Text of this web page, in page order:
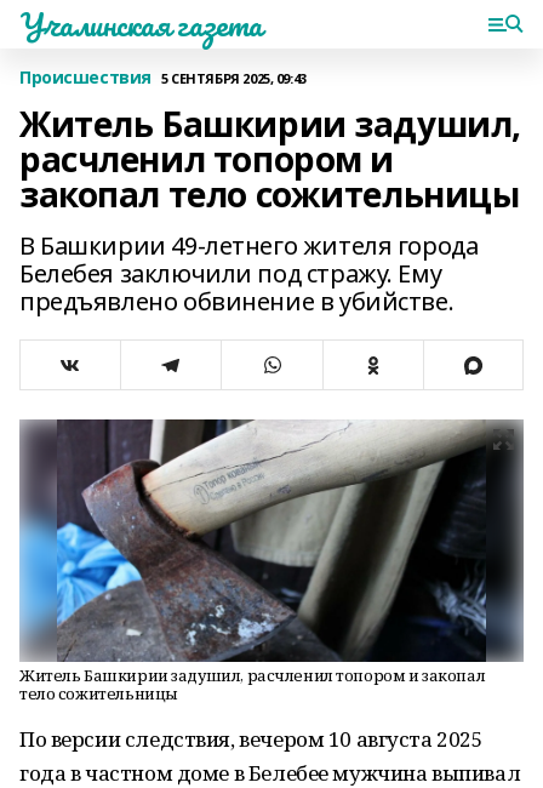
Учалинская газета
Происшествия 5 СЕНТЯБРЯ 2025, 09:43
Житель Башкирии задушил,
расчленил топором и
закопал тело сожительницы
В Башкирии 49-летнего жителя города
Белебея заключили под стражу. Ему
предъявлено обвинение в убийстве.
Житель Башкирии задушил, расчленил топором и закопал
тело сожительницы
По версии следствия, вечером 10 августа 2025
года в частном доме в Белебее мужчина выпивал